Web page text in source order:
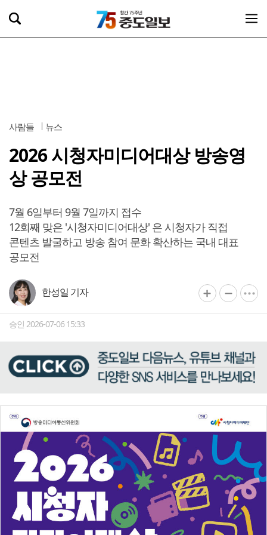
사람들 뉴스
2026 시청자미디어대상 방송영
상 공모전
7월 6일부터 9월 7일까지 접수
12회째 맞은 '시청자미디어대상' 은 시청자가 직접
콘텐츠 발굴하고 방송 참여 문화 확산하는 국내 대표
공모전
한성일 기자
승인 2026-07-06 15:33